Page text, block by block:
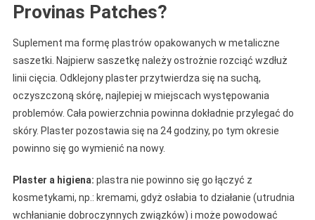
Provinas Patches?
Suplement ma formę plastrów opakowanych w metaliczne
saszetki. Najpierw saszetkę należy ostrożnie rozciąć wzdłuż
linii cięcia. Odklejony plaster przytwierdza się na suchą,
oczyszczoną skórę, najlepiej w miejscach występowania
problemów. Cała powierzchnia powinna dokładnie przylegać do
skóry. Plaster pozostawia się na 24 godziny, po tym okresie
powinno się go wymienić na nowy.
Plaster a higiena: plastra nie powinno się go łączyć z
kosmetykami, np.: kremami, gdyż osłabia to działanie (utrudnia
wchłanianie dobroczynnych związków) i może powodować